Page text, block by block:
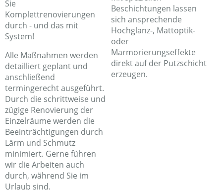
Sie
Komplettrenovierungen
durch - und das mit
System!
Alle Maßnahmen werden
detailliert geplant und
anschließend
termingerecht ausgeführt.
Durch die schrittweise und
zügige Renovierung der
Einzelräume werden die
Beeinträchtigungen durch
Lärm und Schmutz
minimiert. Gerne führen
wir die Arbeiten auch
durch, während Sie im
Urlaub sind.
Beschichtungen lassen
sich ansprechende
Hochglanz-, Mattoptik-
oder
Marmorierungseffekte
direkt auf der Putzschicht
erzeugen.